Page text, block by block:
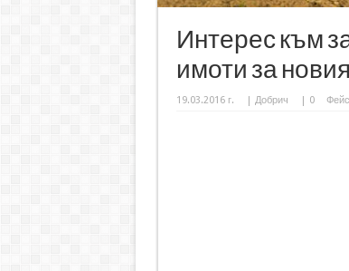
Интерес към
имоти за
19.03.2016 г. Добрич 0